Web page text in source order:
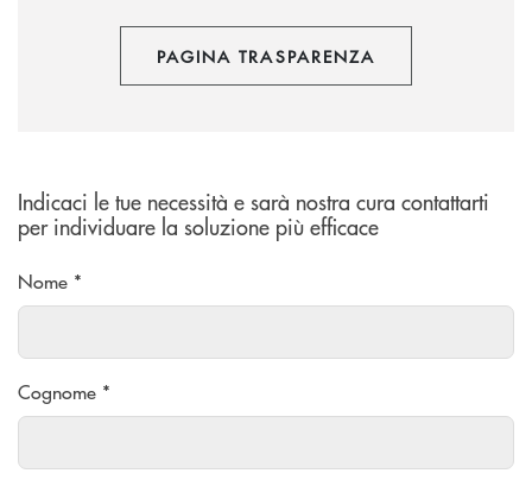
PAGINA TRASPARENZA
Indicaci le tue necessità e sarà nostra cura contattarti
per individuare la soluzione più efficace
Nome *
Cognome *